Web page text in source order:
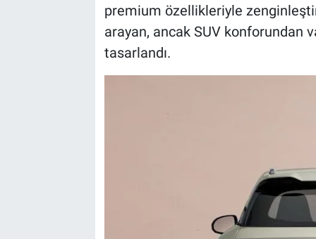
premium özellikleriyle
arayan, ancak SUV konforundan
tasarlandı.